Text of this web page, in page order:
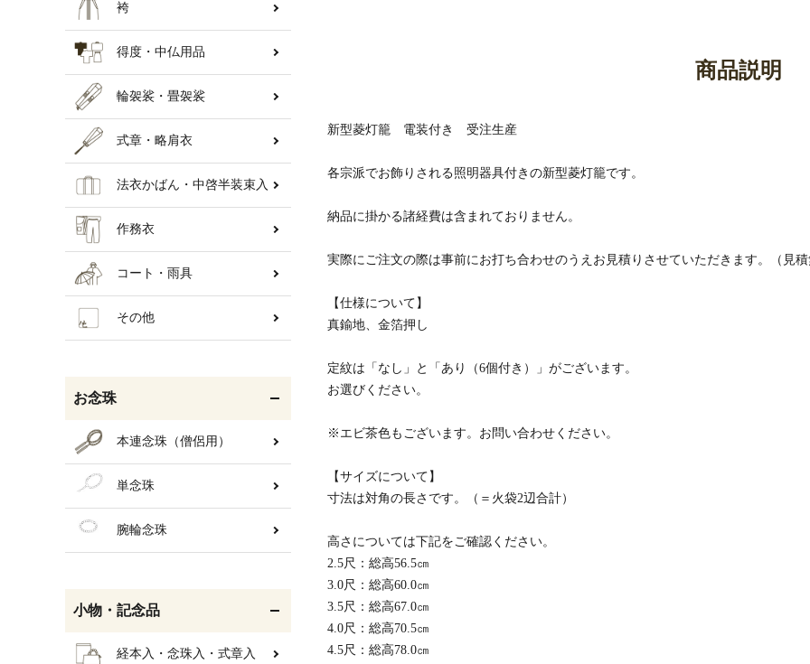
商品説明
新型菱灯籠 電装付き 受注生産
各宗派でお飾りされる照明器具付きの新型菱灯籠です。
納品に掛かる諸経費は含まれておりません。
実際にご注文の際は事前にお打ち合わせのうえお見積りさせていただきます。（見
【仕様について】
真鍮地、金箔押し
定紋は「なし」と「あり（6個付き）」がございます。
お選びください。
※エビ茶色もございます。お問い合わせください。
【サイズについて】
寸法は対角の長さです。（＝火袋2辺合計）
高さについては下記をご確認ください。
2.5尺：総高56.5㎝
3.0尺：総高60.0㎝
3.5尺：総高67.0㎝
4.0尺：総高70.5㎝
4.5尺：総高78.0㎝
袴
得度・中仏用品
輪袈裟・畳袈裟
式章・略肩衣
法衣かばん・中啓半装束入
作務衣
コート・雨具
その他
お念珠
本連念珠（僧侶用）
単念珠
腕輪念珠
小物・記念品
経本入・念珠入・式章入